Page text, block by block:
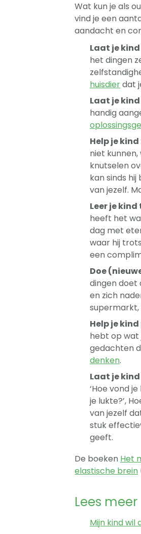
Wat kun je als
vind je een
aandacht en
Laat je
het dingen
huisdierdat
Laat je
handig
Help je
niet
knutselen
kan sinds
van jezelf.
Leer je
heeft het
dag met
waar hij
een
Doe
dingen doet
en zich
supermarkt,
Help je
hebt op wat
gedachten
denken.
Laat je
‘Hoe vond
je lukte?’,
van jezelf
stuk
geeft.
De boeken Het
elastische brein
Lees meer
Mijn kind wil